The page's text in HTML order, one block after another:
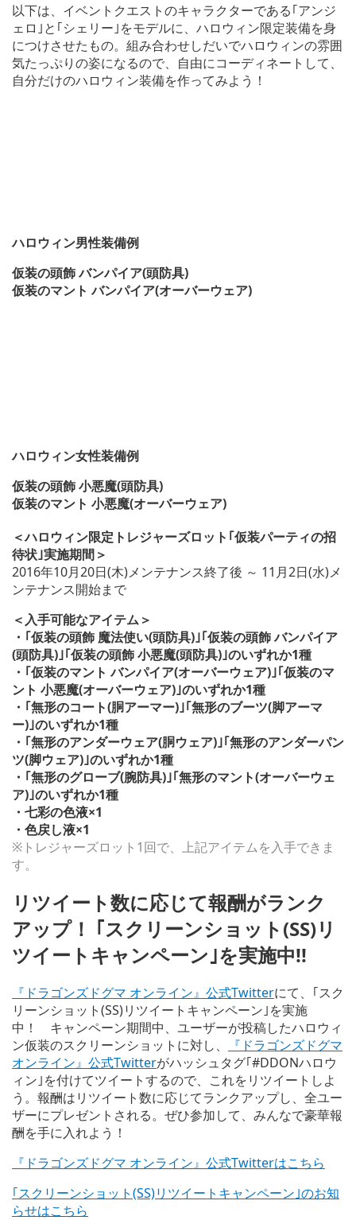
以下は、イベントクエストのキャラクターである｢アンジ
ェロ｣と｢シェリー｣をモデルに、ハロウィン限定装備を身
につけさせたもの。組み合わせしだいでハロウィンの雰囲
気たっぷりの姿になるので、自由にコーディネートして、
自分だけのハロウィン装備を作ってみよう！
ハロウィン男性装備例
仮装の頭飾 バンパイア(頭防具)
仮装のマント バンパイア(オーバーウェア)
ハロウィン女性装備例
仮装の頭飾 小悪魔(頭防具)
仮装のマント 小悪魔(オーバーウェア)
＜ハロウィン限定トレジャーズロット｢仮装パーティの招
待状｣実施期間＞
2016年10月20日(木)メンテナンス終了後 ～ 11月2日(水)メ
ンテナンス開始まで
＜入手可能なアイテム＞
・｢仮装の頭飾 魔法使い(頭防具)｣｢仮装の頭飾 バンパイア
(頭防具)｣｢仮装の頭飾 小悪魔(頭防具)｣のいずれか1種
・｢仮装のマント バンパイア(オーバーウェア)｣｢仮装のマ
ント 小悪魔(オーバーウェア)｣のいずれか1種
・｢無形のコート(胴アーマー)｣｢無形のブーツ(脚アーマ
ー)｣のいずれか1種
・｢無形のアンダーウェア(胴ウェア)｣｢無形のアンダーパン
ツ(脚ウェア)｣のいずれか1種
・｢無形のグローブ(腕防具)｣｢無形のマント(オーバーウェ
ア)｣のいずれか1種
・七彩の色液×1
・色戻し液×1
※トレジャーズロット1回で、上記アイテムを入手できま
す。
リツイート数に応じて報酬がランク
アップ！ ｢スクリーンショット(SS)リ
ツイートキャンペーン｣を実施中!!
『ドラゴンズドグマ オンライン』公式Twitterにて、｢スク
リーンショット(SS)リツイートキャンペーン｣を実施
中！ キャンペーン期間中、ユーザーが投稿したハロウィ
ン仮装のスクリーンショットに対し、
『ドラゴンズドグマ
オンライン』公式Twitterがハッシュタグ｢#DDONハロウ
ィン｣を付けてツイートするので、これをリツイートしよ
う。報酬はリツイート数に応じてランクアップし、全ユー
ザーにプレゼントされる。ぜひ参加して、みんなで豪華報
酬を手に入れよう！
『ドラゴンズドグマ オンライン』公式Twitterはこちら
｢スクリーンショット(SS)リツイートキャンペーン｣のお知
らせはこちら